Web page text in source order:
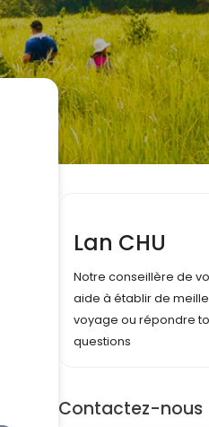
Lan CHU
Notre conseillère de
aide à établir de
voyage ou répondre
questions
Contactez-nous